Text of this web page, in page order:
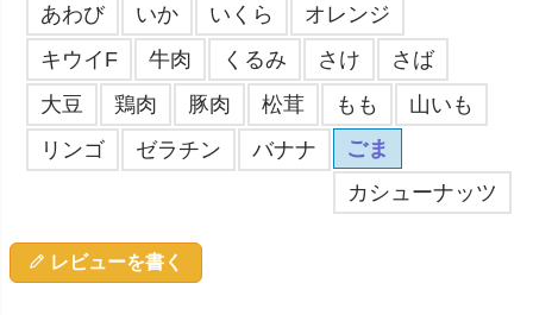
あわび
いか いくら
オレンジ
キウイF
牛肉 くるみ さけ
さば
大豆
鶏肉 豚肉 松茸 もも
山いも
リンゴ
ゼラチン バナナ
ごま
カシューナッツ
レビューを書く